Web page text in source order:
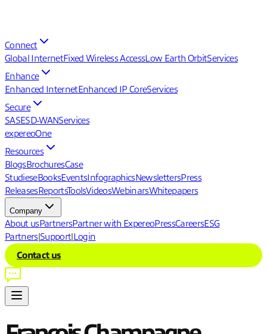
Connect
Global InternetFixed Wireless AccessLow Earth OrbitServices
Enhance
Enhanced InternetEnhanced IP CoreServices
Secure
SASESD-WANServices
expereoOne
Resources
BlogsBrochuresCase
StudieseBooksEventsInfographicsNewslettersPress
ReleasesReportsToolsVideosWebinarsWhitepapers
Company
About usPartnersPartner with ExpereoPressCareersESG
Partners|Support|Login
Contact us